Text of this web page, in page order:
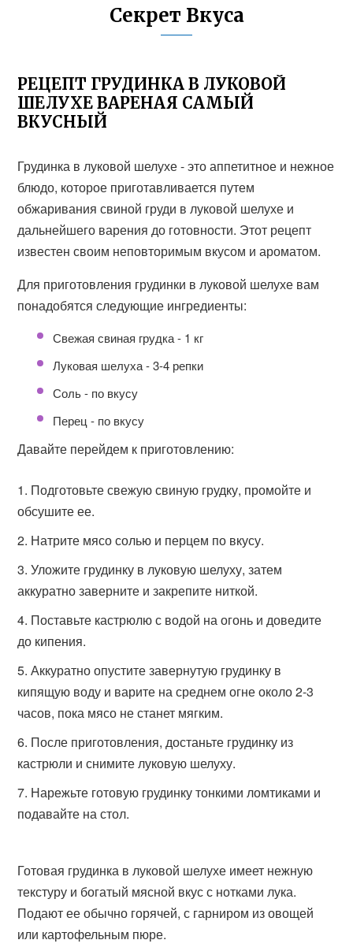
Секрет Вкуса
РЕЦЕПТ ГРУДИНКА В ЛУКОВОЙ
ШЕЛУХЕ ВАРЕНАЯ САМЫЙ
ВКУСНЫЙ
Грудинка в луковой шелухе - это аппетитное и нежное
блюдо, которое приготавливается путем
обжаривания свиной груди в луковой шелухе и
дальнейшего варения до готовности. Этот рецепт
известен своим неповторимым вкусом и ароматом.
Для приготовления грудинки в луковой шелухе вам
понадобятся следующие ингредиенты:
Свежая свиная грудка - 1 кг
Луковая шелуха - 3-4 репки
Соль - по вкусу
Перец - по вкусу
Давайте перейдем к приготовлению:
Подготовьте свежую свиную грудку, промойте и
обсушите ее.
Натрите мясо солью и перцем по вкусу.
Уложите грудинку в луковую шелуху, затем
аккуратно заверните и закрепите ниткой.
Поставьте кастрюлю с водой на огонь и доведите
до кипения.
Аккуратно опустите завернутую грудинку в
кипящую воду и варите на среднем огне около 2-3
часов, пока мясо не станет мягким.
После приготовления, достаньте грудинку из
кастрюли и снимите луковую шелуху.
Нарежьте готовую грудинку тонкими ломтиками и
подавайте на стол.
Готовая грудинка в луковой шелухе имеет нежную
текстуру и богатый мясной вкус с нотками лука.
Подают ее обычно горячей, с гарниром из овощей
или картофельным пюре.